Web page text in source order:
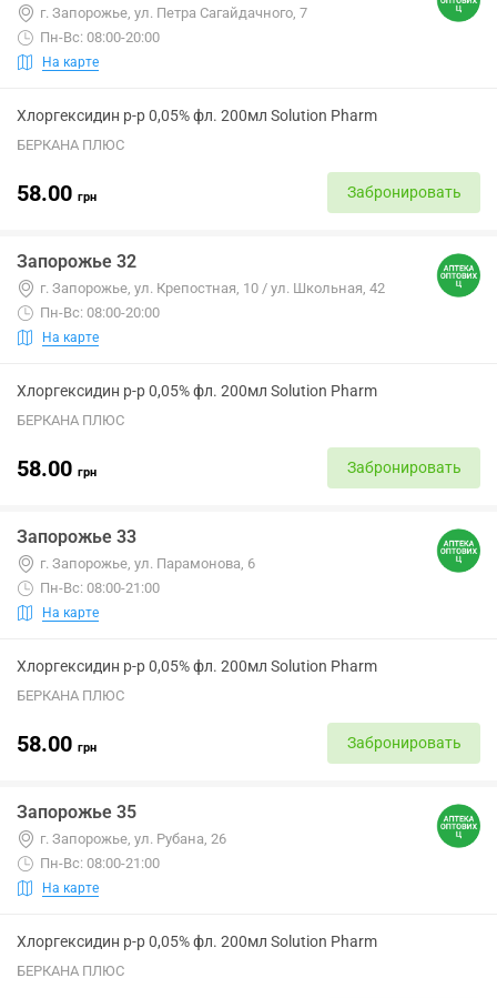
г. Запорожье, ул. Петра Сагайдачного, 7
Пн-Вс: 08:00-20:00
На карте
Хлоргексидин р-р 0,05% фл. 200мл Solution Pharm
БЕРКАНА ПЛЮС
58.00 грн Забронировать
Запорожье 32
г. Запорожье, ул. Крепостная, 10 / ул. Школьная, 42
Пн-Вс: 08:00-20:00
На карте
Хлоргексидин р-р 0,05% фл. 200мл Solution Pharm
БЕРКАНА ПЛЮС
58.00 грн Забронировать
Запорожье 33
г. Запорожье, ул. Парамонова, 6
Пн-Вс: 08:00-21:00
На карте
Хлоргексидин р-р 0,05% фл. 200мл Solution Pharm
БЕРКАНА ПЛЮС
58.00 грн Забронировать
Запорожье 35
г. Запорожье, ул. Рубана, 26
Пн-Вс: 08:00-21:00
На карте
Хлоргексидин р-р 0,05% фл. 200мл Solution Pharm
БЕРКАНА ПЛЮС